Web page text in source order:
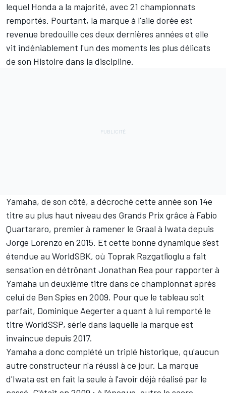
lequel Honda a la majorité, avec 21 championnats
remportés. Pourtant, la marque à l'aile dorée est
revenue bredouille ces deux dernières années et elle
vit indéniablement l'un des moments les plus délicats
de son Histoire dans la discipline.
Yamaha, de son côté, a décroché cette année son 14e
titre au plus haut niveau des Grands Prix grâce à Fabio
Quartararo, premier à ramener le Graal à Iwata depuis
Jorge Lorenzo en 2015. Et cette bonne dynamique s'est
étendue au WorldSBK, où Toprak Razgatlioglu a fait
sensation en détrônant Jonathan Rea pour rapporter à
Yamaha un deuxième titre dans ce championnat après
celui de Ben Spies en 2009. Pour que le tableau soit
parfait, Dominique Aegertera quant à lui remporté le
titre WorldSSP, série dans laquelle la marque est
invaincue depuis 2017.
Yamaha a donc complété un triplé historique, qu'aucun
autre constructeur n'a réussi à ce jour. La marque
d'Iwata est en fait la seule à l'avoir déjà réalisé par le